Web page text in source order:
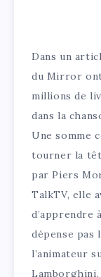
Dans un
du Mirror ont
millions de
dans la
Une somme
tourner la
par Piers
TalkTV, elle
d’apprendre
dépense pas
l’animateur
Lamborghini,